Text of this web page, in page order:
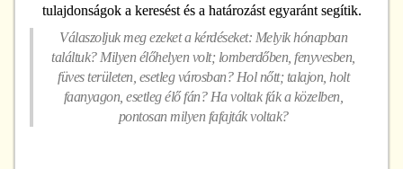
tulajdonságok a keresést és a határozást egyaránt segítik.
Válaszoljuk meg ezeket a kérdéseket: Melyik hónapban
találtuk? Milyen élőhelyen volt; lomberdőben, fenyvesben,
füves területen, esetleg városban? Hol nőtt; talajon, holt
faanyagon, esetleg élő fán? Ha voltak fák a közelben,
pontosan milyen fafajták voltak?